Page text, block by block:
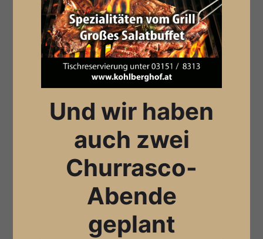
Und wir haben
auch zwei
Churrasco-
Abende
geplant